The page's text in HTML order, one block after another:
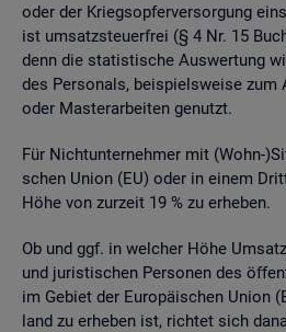
oder der Kriegs­op­fer­ver­sor­gung
ist um­satz­steu­er­frei (§ 4 Nr. 15
denn die sta­tis­ti­sche Aus­wer­tung
des Per­so­nals, bei­spiels­wei­se zum
oder Mas­ter­ar­bei­ten ge­nutzt.
Für Nicht­un­ter­neh­mer mit (Wohn-
schen Union (EU) oder in einem
Höhe von zur­zeit 19 % zu er­he­ben.
Ob und ggf. in wel­cher Höhe
und ju­ris­ti­schen Per­so­nen des
im Ge­biet der Eu­ro­päi­schen Union
land zu er­he­ben ist, rich­tet sich